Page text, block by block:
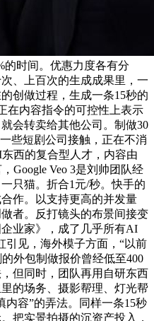
的时间。优惠力度各有分
、上百次的生成成果里，一
创做过程，生成一条15秒的
在内容指令的可控性上表示
会转卖给其他公司。制做30
些短剧公司接触，正在不消
西的复合型人才，内容由
Google Veo 3是刘帅团队经
只猫。折合1元/秒。快手的
作。以支持更高的并发量
者。反打镜头的布景间接变
业家》，成了几乎所有AI
引见，海外模子方面，“以前
外包制做报价曾经低至400
但同时，团队再用自研东西
的场务、摄影帮理、灯光帮
内容”的弄法。同样一条15秒
把实景拍摄的沉资产投入，